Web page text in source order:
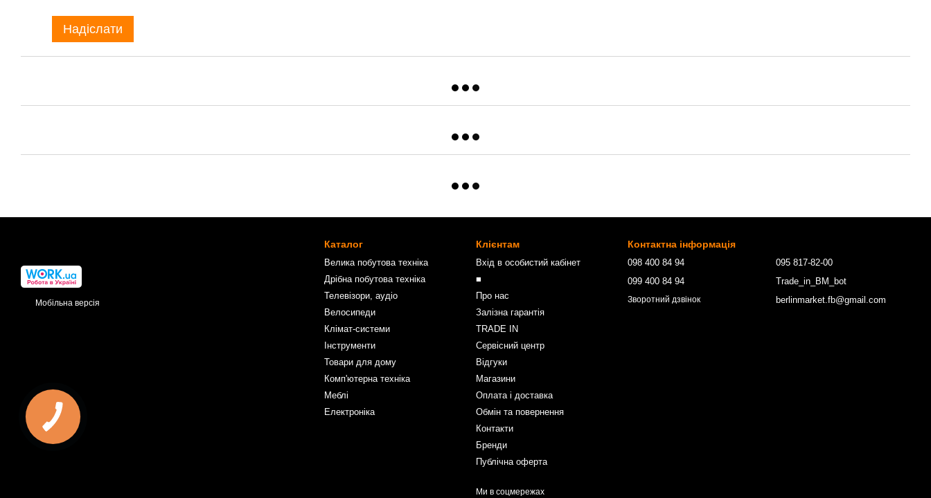
Надіслати
Мобільна версія
Каталог
Велика побутова техніка
Дрібна побутова техніка
Телевізори, аудіо
Велосипеди
Клімат-системи
Інструменти
Товари для дому
Комп'ютерна техніка
Меблі
Електроніка
Клієнтам
Вхід в особистий кабінет
■
Про нас
Залізна гарантія
TRADE IN
Сервісний центр
Відгуки
Магазини
Оплата і доставка
Обмін та повернення
Контакти
Бренди
Публічна оферта
Ми в соцмережах
Контактна інформація
098 400 84 94‬
099 400 84 94
Зворотний дзвінок
095 817-82-00
Trade_in_BM_bot
berlinmarket.fb@gmail.com